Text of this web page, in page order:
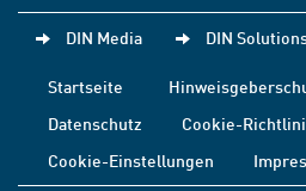
DIN Media DIN
Startseite
Datenschutz
Cookie-
Cookie-Einstellungen